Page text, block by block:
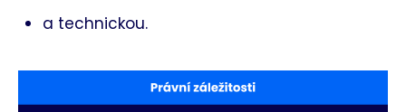
a technickou.